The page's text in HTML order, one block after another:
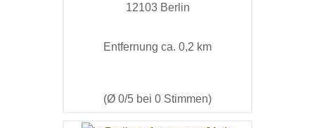
12103 Berlin
Entfernung ca. 0,2 km
(Ø 0/5 bei 0 Stimmen)